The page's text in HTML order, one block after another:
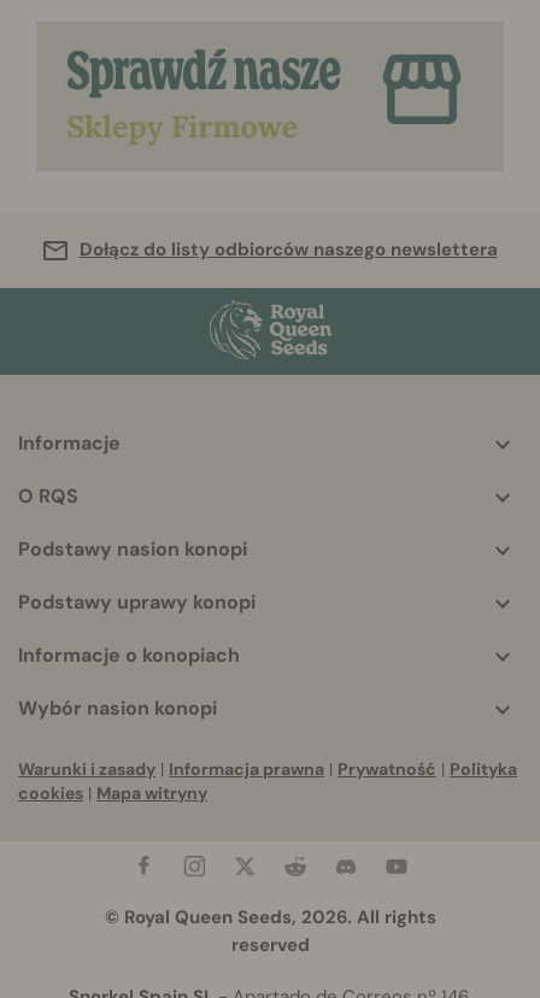
Dołącz do listy odbiorców naszego newslettera
info
Informacje
O RQS
Podstawy nasion konopi
Podstawy uprawy konopi
Informacje o konopiach
Wybór nasion konopi
Warunki i zasady | Informacja prawna | Prywatność | Polityka
cookies | Mapa witryny
© Royal Queen Seeds, 2026. All rights
reserved